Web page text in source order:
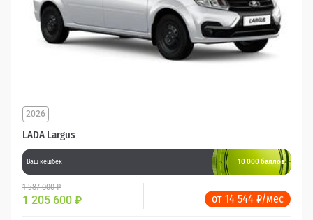
LADA Largus
2026
Ваш кешбек 10 000 баллов
1 587 000 ₽
1 205 600 ₽ от 14 544 ₽/мес